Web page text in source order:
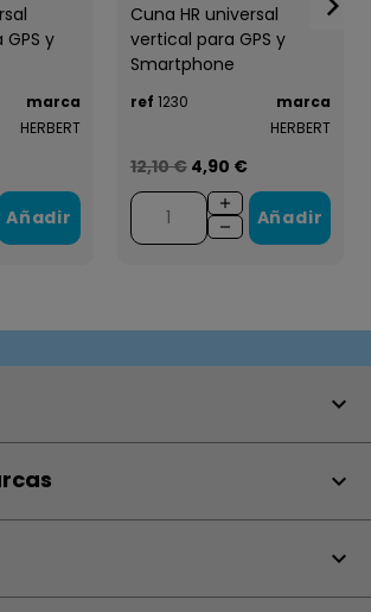
y
marca
HERBERT
Añadir
Cuna HR universal
vertical para GPS y
Smartphone
ref 1230
marca
HERBERT
12,10 € 4,90 €
Añadir


